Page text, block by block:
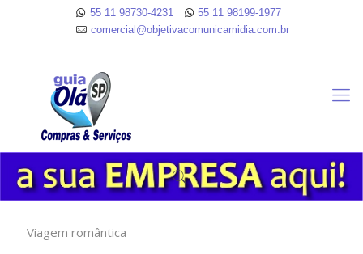
55 11 98730-4231
55 11 98199-1977
comercial@objetivacomunicamidia.com.br
Viagem romântica